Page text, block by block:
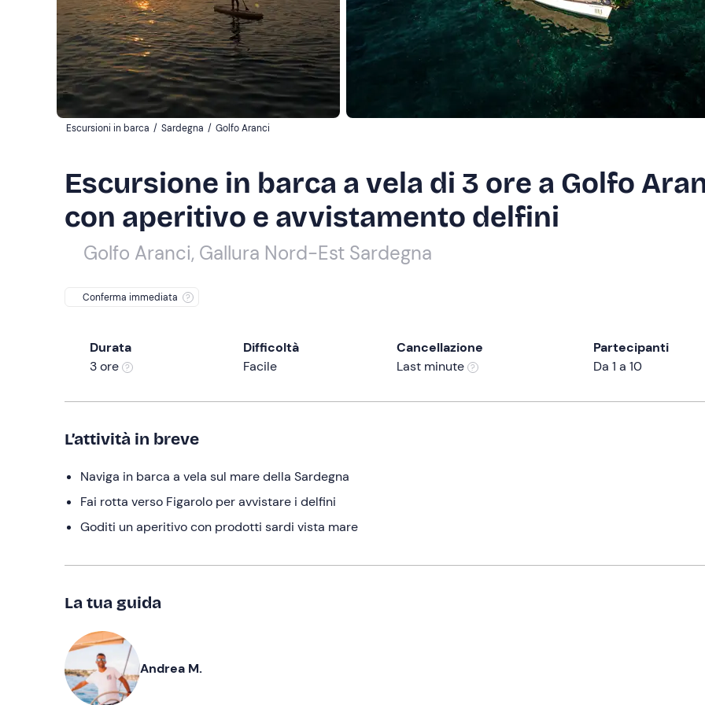
Escursioni in barca / Sardegna / Golfo Aranci
Escursione in barca a vela di 3 ore a Golfo
con aperitivo e avvistamento delfini
Golfo Aranci, Gallura Nord-Est Sardegna
Conferma immediata
Durata
3 ore
Difficoltà
Facile
Cancellazione
Last minute
Partecipanti
Da 1 a 10
L’attività in breve
Naviga in barca a vela sul mare della Sardegna
Fai rotta verso Figarolo per avvistare i delfini
Goditi un aperitivo con prodotti sardi vista mare
La tua guida
Andrea M.